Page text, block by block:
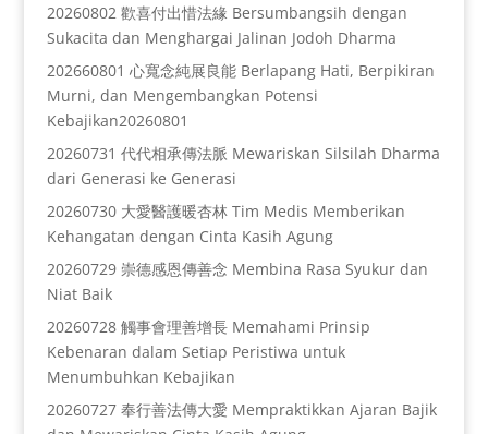
20260802 歡喜付出惜法緣 Bersumbangsih dengan
Sukacita dan Menghargai Jalinan Jodoh Dharma
202660801 心寬念純展良能 Berlapang Hati, Berpikiran
Murni, dan Mengembangkan Potensi
Kebajikan20260801
20260731 代代相承傳法脈 Mewariskan Silsilah Dharma
dari Generasi ke Generasi
20260730 大愛醫護暖杏林 Tim Medis Memberikan
Kehangatan dengan Cinta Kasih Agung
20260729 崇德感恩傳善念 Membina Rasa Syukur dan
Niat Baik
20260728 觸事會理善增長 Memahami Prinsip
Kebenaran dalam Setiap Peristiwa untuk
Menumbuhkan Kebajikan
20260727 奉行善法傳大愛 Mempraktikkan Ajaran Bajik